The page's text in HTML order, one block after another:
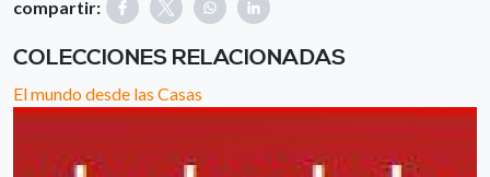
compartir:
COLECCIONES RELACIONADAS
El mundo desde las Casas